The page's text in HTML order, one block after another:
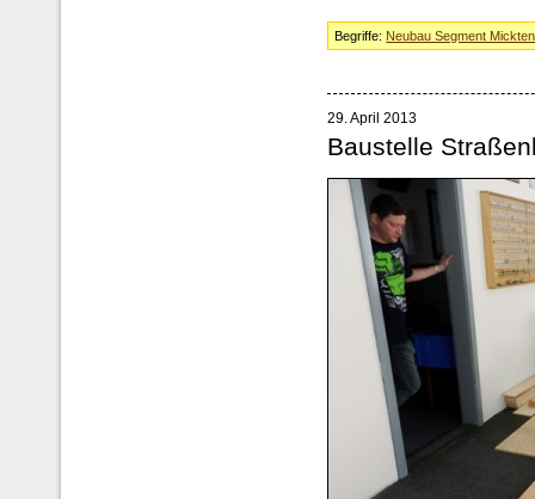
Begriffe: Neubau Segment Mickten
29. April 2013
Baustelle